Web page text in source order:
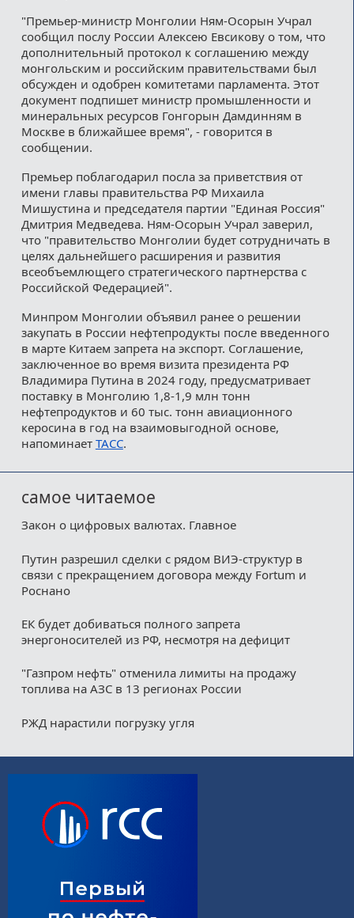
"Премьер-министр Монголии Ням-Осорын Учрал
сообщил послу России Алексею Евсикову о том, что
дополнительный протокол к соглашению между
монгольским и российским правительствами был
обсужден и одобрен комитетами парламента. Этот
документ подпишет министр промышленности и
минеральных ресурсов Гонгорын Дамдинням в
Москве в ближайшее время", - говорится в
сообщении.
Премьер поблагодарил посла за приветствия от
имени главы правительства РФ Михаила
Мишустина и председателя партии "Единая Россия"
Дмитрия Медведева. Ням-Осорын Учрал заверил,
что "правительство Монголии будет сотрудничать в
целях дальнейшего расширения и развития
всеобъемлющего стратегического партнерства с
Российской Федерацией".
Минпром Монголии объявил ранее о решении
закупать в России нефтепродукты после введенного
в марте Китаем запрета на экспорт. Соглашение,
заключенное во время визита президента РФ
Владимира Путина в 2024 году, предусматривает
поставку в Монголию 1,8-1,9 млн тонн
нефтепродуктов и 60 тыс. тонн авиационного
керосина в год на взаимовыгодной основе,
напоминает ТАСС.
самое читаемое
Закон о цифровых валютах. Главное
Путин разрешил сделки с рядом ВИЭ-структур в
связи с прекращением договора между Fortum и
Роснано
ЕК будет добиваться полного запрета
энергоносителей из РФ, несмотря на дефицит
"Газпром нефть" отменила лимиты на продажу
топлива на АЗС в 13 регионах России
РЖД нарастили погрузку угля